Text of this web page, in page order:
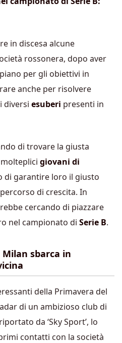
in discesa alcune
rossonera, dopo aver
per gli obiettivi in
anche per risolvere
diversi esuberi presenti in
di trovare la giusta
giovani di
di garantire loro il giusto
di crescita. In
cercando di piazzare
nel campionato di Serie B.
sbarca in
della Primavera del
di un ambizioso club di
da ‘Sky Sport’, lo
contatti con la società